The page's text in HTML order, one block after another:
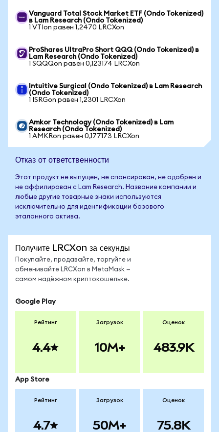
Vanguard Total Stock Market ETF (Ondo Tokenized)
в Lam Research (Ondo Tokenized)
1 VTIon равен 1,2470 LRCXon
ProShares UltraPro Short QQQ (Ondo Tokenized) в
Lam Research (Ondo Tokenized)
1 SQQQon равен 0,123174 LRCXon
Intuitive Surgical (Ondo Tokenized) в Lam Research
(Ondo Tokenized)
1 ISRGon равен 1,2301 LRCXon
Amkor Technology (Ondo Tokenized) в Lam
Research (Ondo Tokenized)
1 AMKRon равен 0,177173 LRCXon
Отказ от ответственности
Этот продукт не выпущен, не спонсирован, не одобрен и
не аффилирован с Lam Research. Название компании и
любые другие товарные знаки используются
исключительно для идентификации базового
эталонного актива.
Получите LRCXon за секунды
Покупайте, продавайте, торгуйте и
обменивайте LRCXon в MetaMask —
самом надёжном криптокошельке.
Google Play
Рейтинг
4.4
Загрузок
10M+
Оценок
483.9K
App Store
Рейтинг
4.7
Загрузок
50M+
Оценок
75.8K